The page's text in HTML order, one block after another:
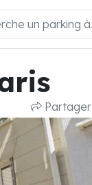
Partager